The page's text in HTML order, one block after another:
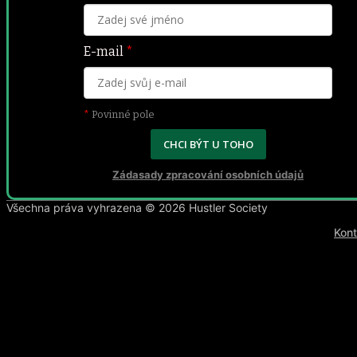
E-mail *
* Povinné pole
CHCI BÝT U TOHO
Zádasady zpracování osobních údajů
Všechna práva vyhrazena © 2026 Hustler Society